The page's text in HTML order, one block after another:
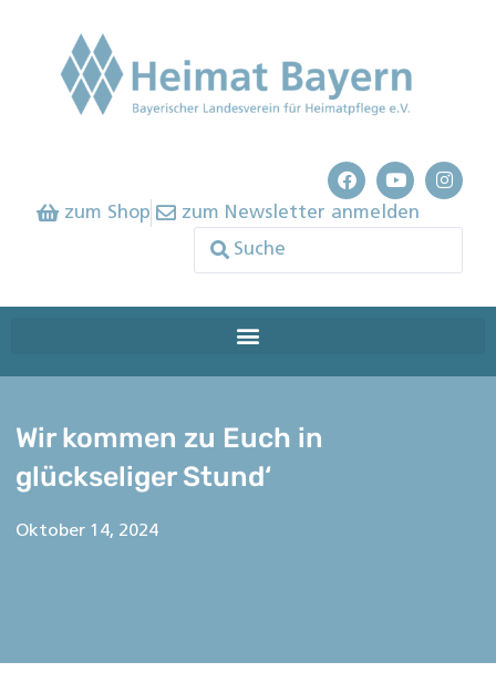
zum Shop zum Newsletter anmelden
Wir kommen zu Euch in
glückseliger Stund‘
Oktober 14, 2024